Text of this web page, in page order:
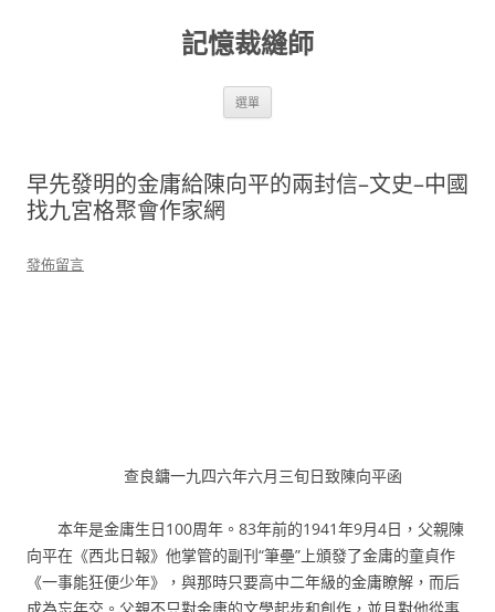
記憶裁縫師
選單
早先發明的金庸給陳向平的兩封信–文史–中國
找九宮格聚會作家網
發佈留言
查良鏞一九四六年六月三旬日致陳向平函
本年是金庸生日100周年。83年前的1941年9月4日，父親陳
向平在《西北日報》他掌管的副刊“筆壘”上頒發了金庸的童貞作
《一事能狂便少年》，與那時只要高中二年級的金庸瞭解，而后